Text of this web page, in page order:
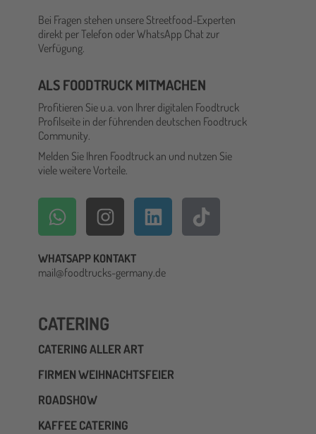
Bei Fragen stehen unsere Streetfood-Experten
direkt per Telefon oder WhatsApp Chat zur
Verfügung.
ALS FOODTRUCK MITMACHEN
Profitieren Sie u.a. von Ihrer digitalen Foodtruck
Profilseite in der führenden deutschen Foodtruck
Community.
Melden Sie Ihren Foodtruck an und nutzen Sie
viele weitere Vorteile.
WHATSAPP KONTAKT
mail@foodtrucks-germany.de
CATERING
CATERING ALLER ART
FIRMEN WEIHNACHTSFEIER
ROADSHOW
KAFFEE CATERING